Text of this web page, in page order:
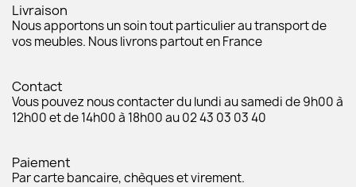
Livraison
Nous apportons un soin tout particulier au transport de
vos meubles. Nous livrons partout en France
Contact
Vous pouvez nous contacter du lundi au samedi de 9h00 à
12h00 et de 14h00 à 18h00 au 02 43 03 03 40
Paiement
Par carte bancaire, chèques et virement.